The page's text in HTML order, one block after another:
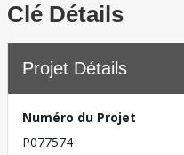
Clé Détails
Projet Détails
Numéro du Projet
P077574